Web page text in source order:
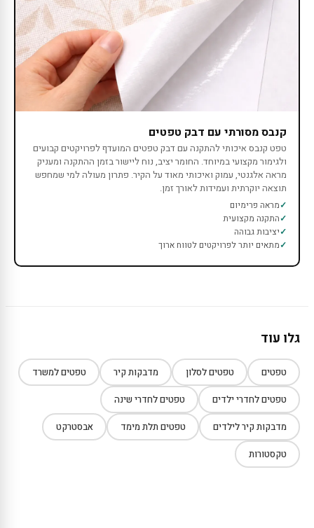
קנבס מסורתי עם דבק טפטים
טפט קנבס איכותי להתקנה עם דבק טפטים המועדף לפרויקטים קבועים
ולגימור מקצועי במיוחד. החומר יציב, נוח ליישור בזמן ההתקנה ומעניק
מראה אלגנטי, עמוק ואיכותי מאוד על הקיר. פתרון מעולה למי שמחפש
תוצאה יוקרתית ועמידות לאורך זמן.
מראה פרימיום
התקנה מקצועית
יציבות גבוהה
מתאים יותר לפרויקטים לטווח ארוך
גלו עוד
טפטים טפטים לסלון מדבקות קיר טפטים למשרד
טפטים לחדרי ילדים טפטים לחדרי שינה
מדבקות קיר לילדים טפטים תלת מימד אבסטרקט
טקסטורות